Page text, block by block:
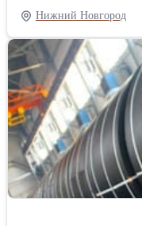
внутренней трубы и
внутренней трубы
2,54 мм. Для забора
верхний корпус имеет
диаметр
габаритные размеры:
22,2 кг; - рабочий
сут.
Нижний Новгород